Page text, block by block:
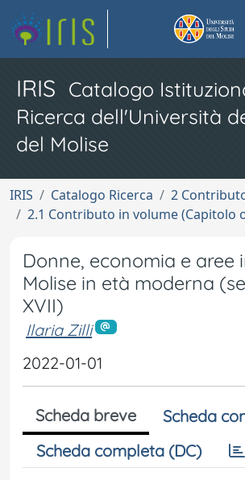
IRIS Catalogo
Ricerca dell'Università
del Molise
IRIS Catalogo Ricerca
2
2.1 Contributo in volume (Capitolo
Donne, economia e aree
Molise in età moderna
XVII)
Ilaria Zilli
2022-01-01
Scheda breve
Scheda
Scheda completa (DC)